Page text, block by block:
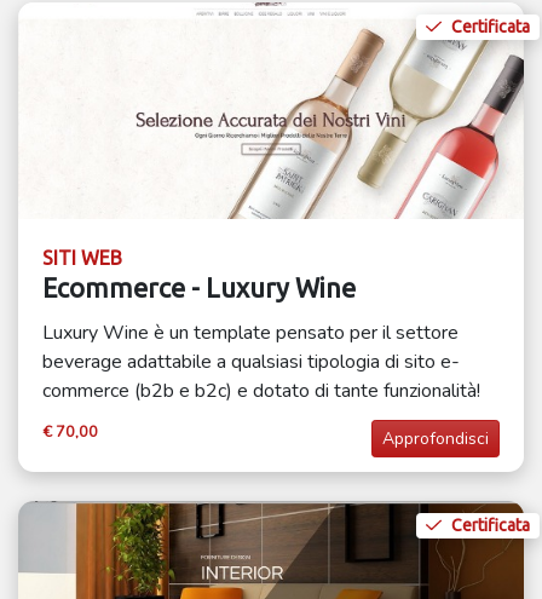
Certificata
SITI WEB
Ecommerce - Luxury Wine
Luxury Wine è un template pensato per il settore
beverage adattabile a qualsiasi tipologia di sito e-
commerce (b2b e b2c) e dotato di tante funzionalità!
€ 70,00 Approfondisci
Certificata